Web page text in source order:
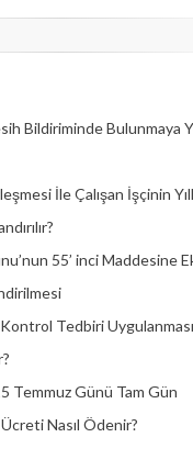
Bildiriminde Bulunmaya
İle Çalışan İşçinin
55’ inci Maddesine
Tedbiri Uygulanması
Temmuz Günü Tam Gün
Nasıl Ödenir?